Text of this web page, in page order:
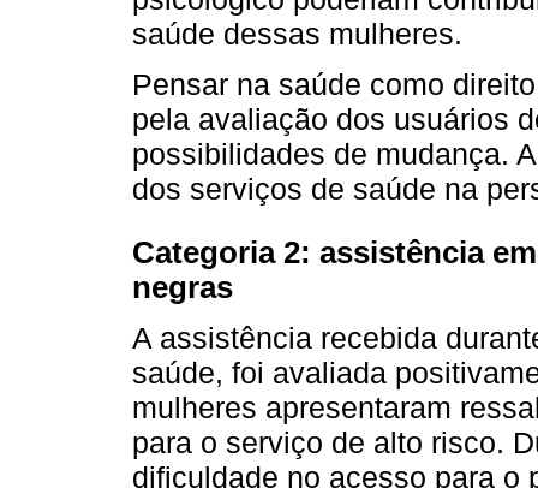
saúde dessas mulheres.
Pensar na saúde como
pela avaliação dos usuários
possibilidades de mudança.
dos serviços de saúde na
Categoria 2: assistência
negras
A assistência recebida
saúde, foi avaliada
mulheres apresentaram
para o serviço de alto risco.
dificuldade no acesso para o